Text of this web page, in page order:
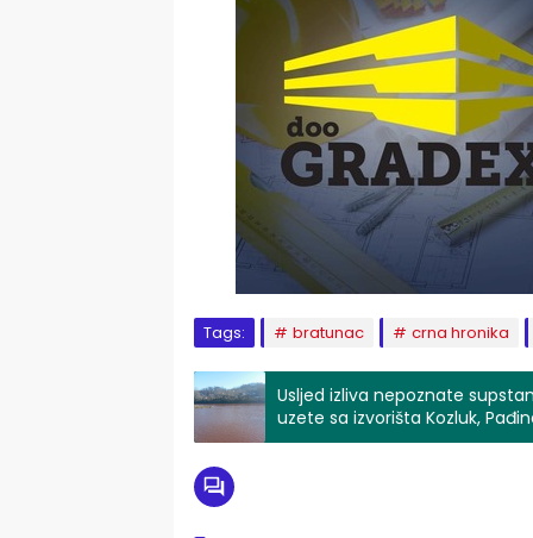
Tags: bratunac crna hronika
Usljed izliva nepoznate
uzete sa izvorišta Kozluk,